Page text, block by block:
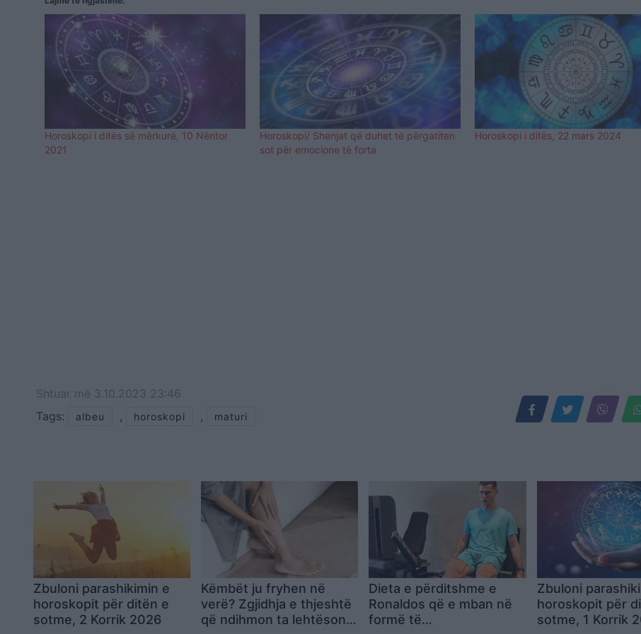
Horoskopi i ditës së mërkurë, 10 Nëntor
2021
Horoskopi/ Shenjat që duhet të përgatiten
sot për emocione të forta
Horoskopi i ditës, 22 mars 2024
Shtuar më 3.10.2023 23:46
Tags:
albeu , horoskopi , maturi
Zbuloni parashikimin e
horoskopit për ditën e
sotme, 2 Korrik 2026
Këmbët ju fryhen në
verë? Zgjidhja e thjeshtë
që ndihmon ta lehtësoni
Dieta e përditshme e
Ronaldos që e mban në
formë të
Zbuloni
horoskopit për
sotme, 1 Korrik